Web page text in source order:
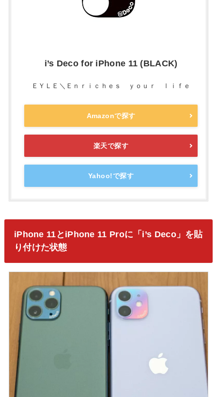
i’s Deco for iPhone 11 (BLACK)
ＥＹＬＥ＼Ｅｎｒｉｃｈｅｓ ｙｏｕｒ ｌｉｆｅ
Amazonで探す
楽天で探す
Yahoo!で探す
iPhone 11とiPhone 11 Proに「i’s Deco」を貼
り付けた状態